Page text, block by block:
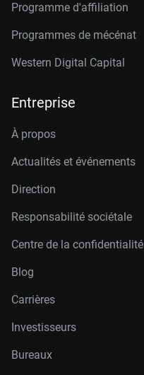
Programme d'affiliation
Programmes de mécénat
Western Digital Capital
Entreprise
À propos
Actualités et événements
Direction
Responsabilité sociétale
Centre de la confidentialité
Blog
Carrières
Investisseurs
Bureaux